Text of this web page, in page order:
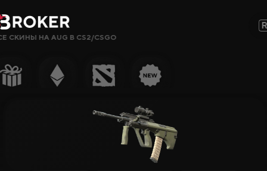
Сайты, Режимы, Бонусы или Ключевые Слова…
Гемблинг
СКИНЫ НА AUG В CS2/CSGO